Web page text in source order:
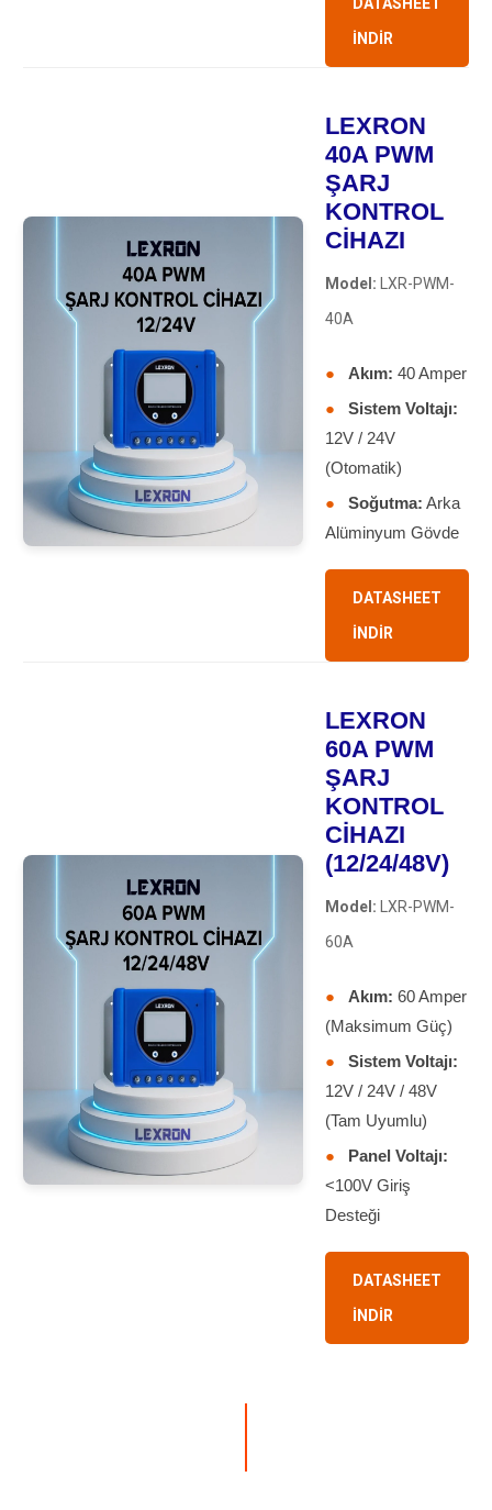
İNDİR
LEXRON
40A PWM
ŞARJ
KONTROL
CİHAZI
Model: LXR-PWM-
40A
● Akım: 40 Amper
●
Sistem Voltajı:
12V / 24V
(Otomatik)
●
Soğutma: Arka
Alüminyum Gövde
DATASHEET
İNDİR
LEXRON
60A PWM
ŞARJ
KONTROL
CİHAZI
(12/24/48V)
Model: LXR-PWM-
60A
● Akım: 60 Amper
(Maksimum Güç)
●
Sistem Voltajı:
12V / 24V / 48V
(Tam Uyumlu)
●
Panel Voltajı:
<100V Giriş
Desteği
DATASHEET
İNDİR